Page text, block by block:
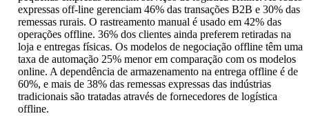
expressas off-line gerenciam 46% das transações B2B e 30% das
remessas rurais. O rastreamento manual é usado em 42% das
operações offline. 36% dos clientes ainda preferem retiradas na
loja e entregas físicas. Os modelos de negociação offline têm uma
taxa de automação 25% menor em comparação com os modelos
online. A dependência de armazenamento na entrega offline é de
60%, e mais de 38% das remessas expressas das indústrias
tradicionais são tratadas através de fornecedores de logística
offline.